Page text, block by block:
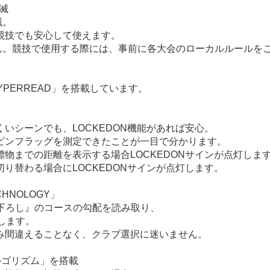
でも安心して使えます。
競技で使用する際には、事前に各大会のローカルルールを
」を搭載しています。
シーンでも、LOCKEDON機能があれば安心。
フラッグを測定できたことが一目で分かります。
までの距離を表示する場合LOCKEDONサインが点灯します
替わる場合にLOCKEDONサインが点灯します。
」
し』のコースの勾配を読み取り、
す。
違えることなく、クラブ選択に迷いません。
リズム」を搭載